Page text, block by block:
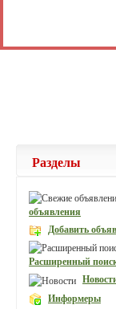
Разделы
объявления
Добавить
Расширенный
Информеры